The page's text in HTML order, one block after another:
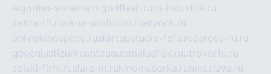
algoritm-sistema.rugodflesh.ru ru-industria.ru
zebra-tlt.ruokna-proficom.ruerynok.ru
onlinekinospace.rustartupstudio-fefu.ruzarges-ru.ru
gegenjustizunrecht.ruautobalashov.ruutrovortu.ru
spiski-firm.ruelara-m.rukinomusorka.ru mkcslava.ru